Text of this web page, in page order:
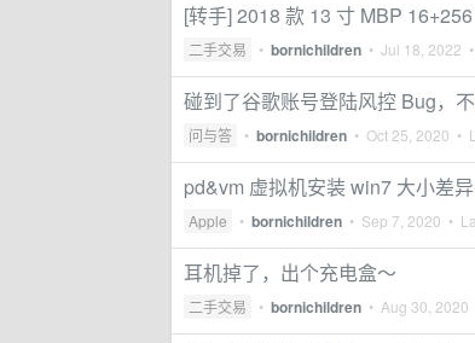
[转手] 2018 款 13 寸 MBP 16+256
二手交易 • bornichildren • Jul 18, 2022
碰到了谷歌账号登陆风控 Bug，
问与答 • bornichildren • Oct 25, 2020 •
pd&vm 虚拟机安装 win7 大小差
Apple • bornichildren • Sep 7, 2020 •
耳机掉了，出个充电盒～
二手交易 • bornichildren • Aug 30, 2020